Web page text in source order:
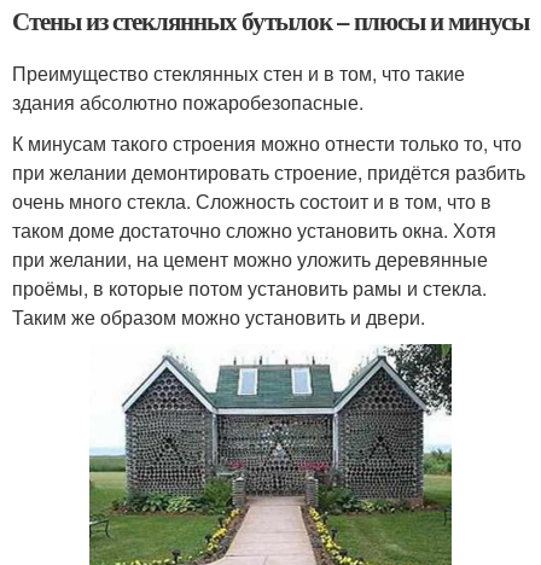
Стены из стеклянных бутылок – плюсы и минусы
Преимущество стеклянных стен и в том, что такие
здания абсолютно пожаробезопасные.
К минусам такого строения можно отнести только то, что
при желании демонтировать строение, придётся разбить
очень много стекла. Сложность состоит и в том, что в
таком доме достаточно сложно установить окна. Хотя
при желании, на цемент можно уложить деревянные
проёмы, в которые потом установить рамы и стекла.
Таким же образом можно установить и двери.